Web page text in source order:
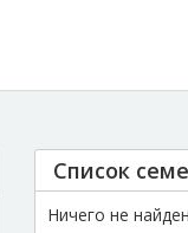
Список
Ничего не